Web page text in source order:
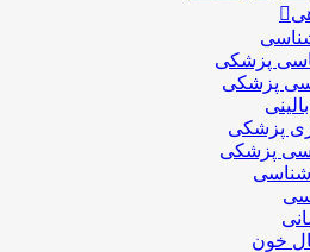
پزشكی
پزشکی
پزشکی
پزشکی
خون